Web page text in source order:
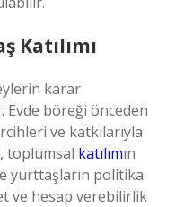
Katılımı
karar
Evde böreği önceden
ve katkılarıyla
toplumsal katılımın
yurttaşların politika
ve hesap verebilirlik